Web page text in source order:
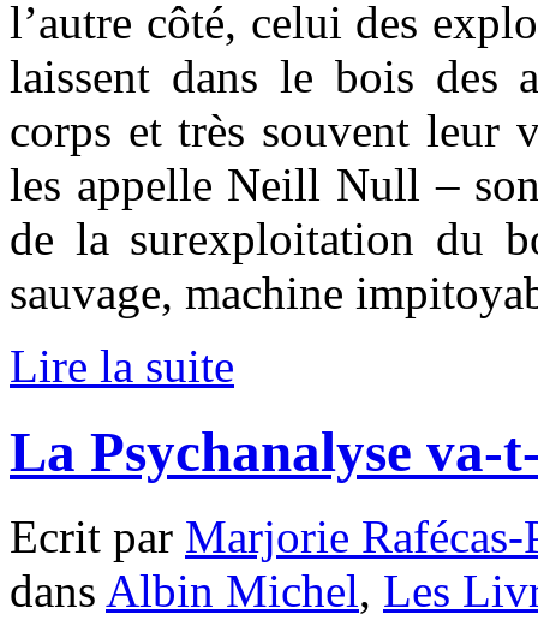
l’autre côté, celui des
laissent dans le bois des
corps et très souvent leur
les appelle Neill Null –
de la surexploitation du
sauvage, machine
Lire la suite
La Psychanalyse
Ecrit par Marjorie Rafécas-
dans Albin Michel, Les